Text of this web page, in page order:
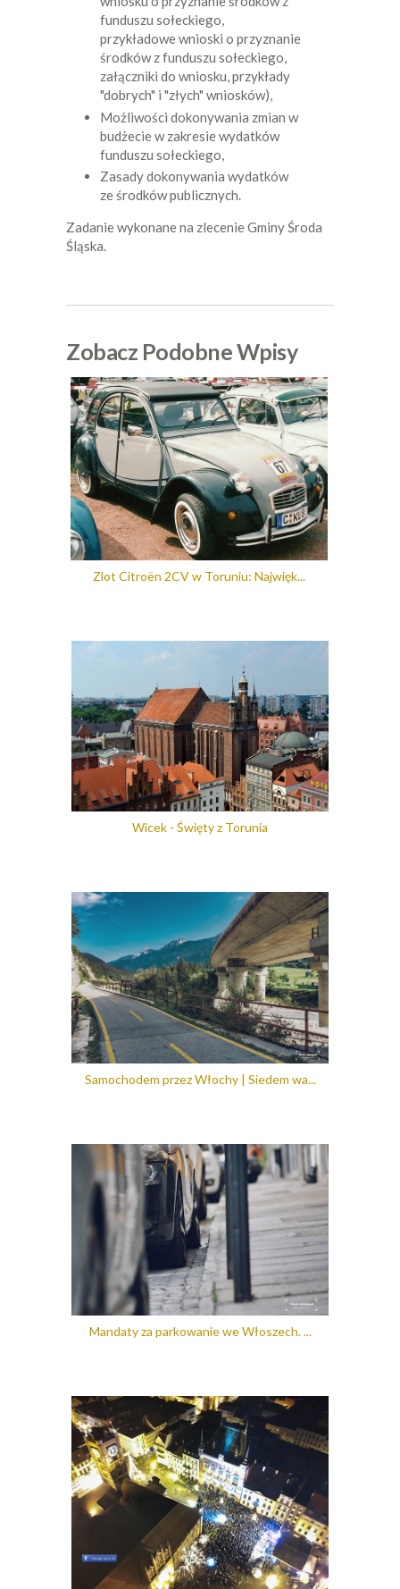
funduszu sołeckiego,
przykładowe wnioski o przyznanie
środków z funduszu sołeckiego,
załączniki do wniosku, przykłady
"dobrych" i "złych" wniosków),
Możliwości dokonywania zmian w
budżecie w zakresie wydatków
funduszu sołeckiego,
Zasady dokonywania wydatków
ze środków publicznych.
Zadanie wykonane na zlecenie Gminy Środa
Śląska.
Zobacz Podobne Wpisy
Zlot Citroën 2CV w Toruniu: Najwięk...
Wicek - Święty z Torunia
Samochodem przez Włochy | Siedem wa...
Mandaty za parkowanie we Włoszech. ...